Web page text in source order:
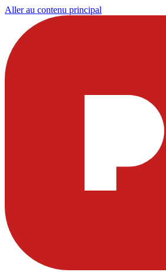
Aller au contenu principal